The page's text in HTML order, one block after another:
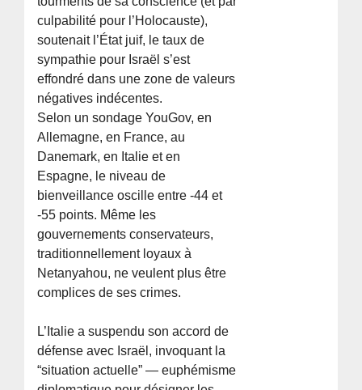
culpabilité pour l’Holocauste),
soutenait l’État juif, le taux de
sympathie pour Israël s’est
effondré dans une zone de valeurs
négatives indécentes.
Selon un sondage YouGov, en
Allemagne, en France, au
Danemark, en Italie et en
Espagne, le niveau de
bienveillance oscille entre -44 et
-55 points. Même les
gouvernements conservateurs,
traditionnellement loyaux à
Netanyahou, ne veulent plus être
complices de ses crimes.
L’Italie a suspendu son accord de
défense avec Israël, invoquant la
“situation actuelle” — euphémisme